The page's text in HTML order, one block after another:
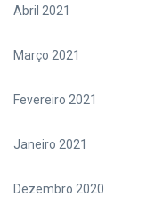
Abril 2021
Março 2021
Fevereiro 2021
Janeiro 2021
Dezembro 2020